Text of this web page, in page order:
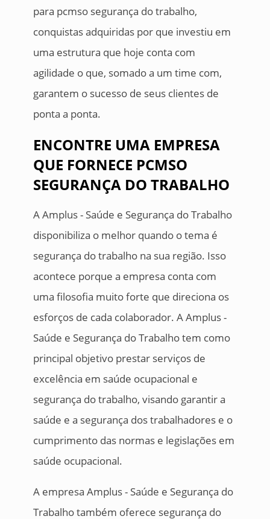
para pcmso segurança do trabalho,
conquistas adquiridas por que investiu em
uma estrutura que hoje conta com
agilidade o que, somado a um time com,
garantem o sucesso de seus clientes de
ponta a ponta.
ENCONTRE UMA EMPRESA
QUE FORNECE PCMSO
SEGURANÇA DO TRABALHO
A Amplus - Saúde e Segurança do Trabalho
disponibiliza o melhor quando o tema é
segurança do trabalho na sua região. Isso
acontece porque a empresa conta com
uma filosofia muito forte que direciona os
esforços de cada colaborador. A Amplus -
Saúde e Segurança do Trabalho tem como
principal objetivo prestar serviços de
excelência em saúde ocupacional e
segurança do trabalho, visando garantir a
saúde e a segurança dos trabalhadores e o
cumprimento das normas e legislações em
saúde ocupacional.
A empresa Amplus - Saúde e Segurança do
Trabalho também oferece segurança do